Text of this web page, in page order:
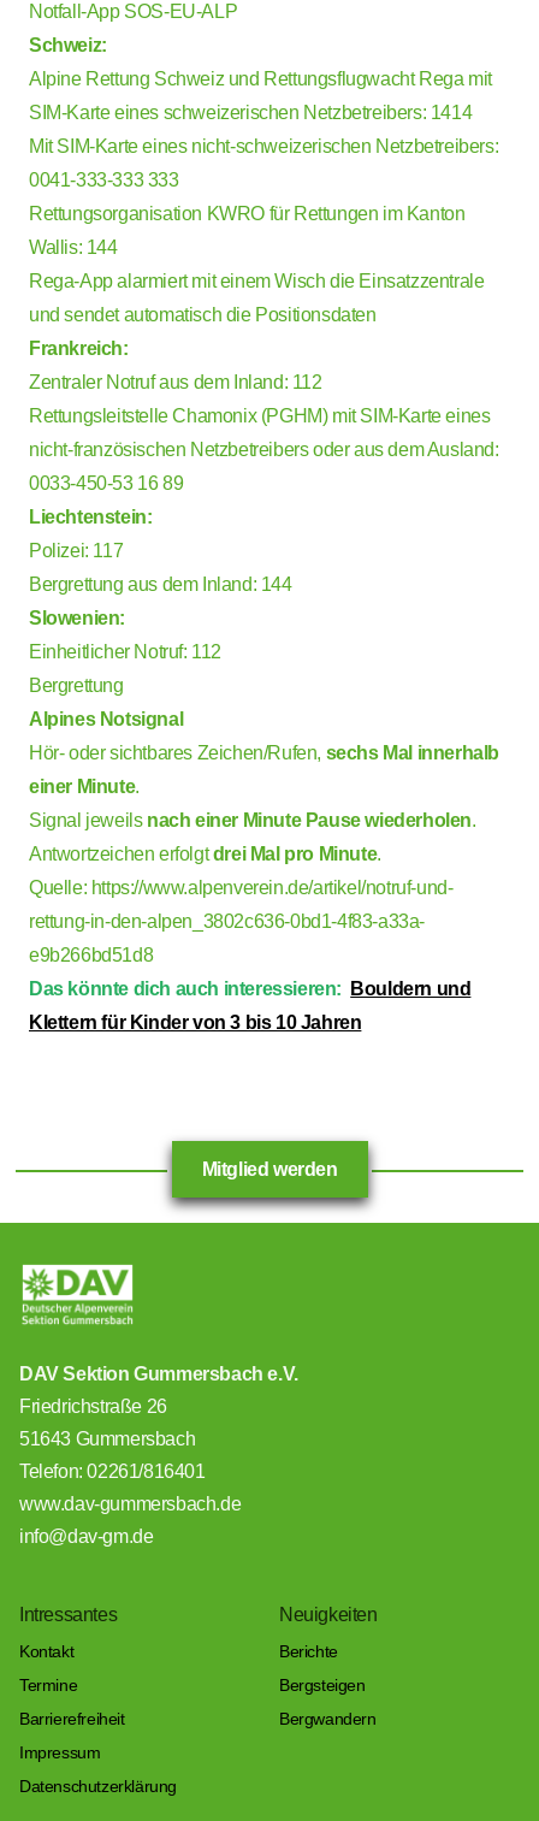
Notfall-App SOS-EU-ALP
Schweiz:
Alpine Rettung Schweiz und Rettungsflugwacht Rega mit
SIM-Karte eines schweizerischen Netzbetreibers: 1414
Mit SIM-Karte eines nicht-schweizerischen Netzbetreibers:
0041-333-333 333
Rettungsorganisation KWRO für Rettungen im Kanton
Wallis: 144
Rega-Appalarmiert mit einem Wisch die Einsatzzentrale
und sendet automatisch die Positionsdaten
Frankreich:
Zentraler Notruf aus dem Inland: 112
Rettungsleitstelle Chamonix (PGHM) mit SIM-Karte eines
nicht-französischen Netzbetreibers oder aus dem Ausland:
0033-450-53 16 89
Liechtenstein:
Polizei: 117
Bergrettung aus dem Inland: 144
Slowenien:
Einheitlicher Notruf: 112
Bergrettung
Alpines Notsignal
Hör- oder sichtbares Zeichen/Rufen, sechs Mal innerhalb
einer Minute.
Signal jeweils nach einer Minute Pause wiederholen.
Antwortzeichen erfolgtdrei Mal pro Minute.
Quelle: https://www.alpenverein.de/artikel/notruf-und-
rettung-in-den-alpen_3802c636-0bd1-4f83-a33a-
e9b266bd51d8
Das könnte dich auch interessieren:
Bouldern und
Klettern für Kinder von 3 bis 10 Jahren
Mitglied werden
DAV Sektion Gummersbach e.V.
Friedrichstraße 26
51643 Gummersbach
Telefon: 02261/816401
www.dav-gummersbach.de
info@dav-gm.de
Intressantes
Kontakt
Termine
Barrierefreiheit
Impressum
Datenschutzerklärung
Neuigkeiten
Berichte
Bergsteigen
Bergwandern